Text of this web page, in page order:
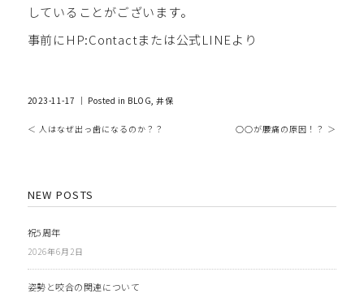
していることがございます。
事前にHP:Contactまたは公式LINEより
2023-11-17 ｜ Posted in BLOG,井保
＜ 人はなぜ出っ歯になるのか？？ ○○が腰痛の原因！？ ＞
NEW POSTS
祝5周年
2026年6月2日
姿勢と咬合の関連について